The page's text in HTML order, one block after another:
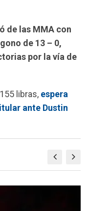
de las MMA con
de 13 – 0,
por la vía de
libras, espera
ante Dustin